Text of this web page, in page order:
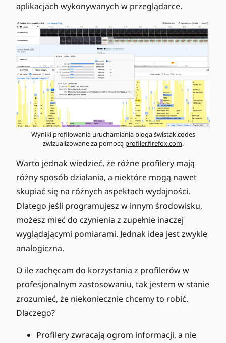
aplikacjach wykonywanych w przeglądarce.
Wyniki profilowania uruchamiania bloga świstak.codes
zwizualizowane za pomocą profiler.firefox.com.
Warto jednak wiedzieć, że różne profilery mają
różny sposób działania, a niektóre mogą nawet
skupiać się na różnych aspektach wydajności.
Dlatego jeśli programujesz w innym środowisku,
możesz mieć do czynienia z zupełnie inaczej
wyglądającymi pomiarami. Jednak idea jest zwykle
analogiczna.
O ile zachęcam do korzystania z profilerów w
profesjonalnym zastosowaniu, tak jestem w stanie
zrozumieć, że niekoniecznie chcemy to robić.
Dlaczego?
Profilery zwracają ogrom informacji, a nie